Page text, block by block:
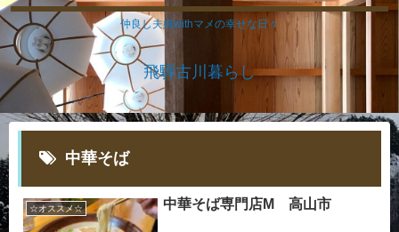
仲良し夫婦withマメの幸せな日々
飛騨古川暮らし
中華そば
☆オススメ☆ 中華そば専門店M 高山市